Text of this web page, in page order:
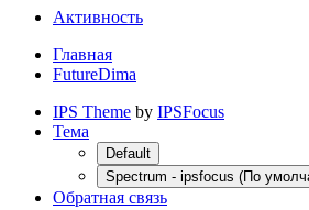
Активность
Главная
FutureDima
IPS Theme by IPSFocus
Тема
Default
Spectrum - ipsfocus (По
Обратная связь